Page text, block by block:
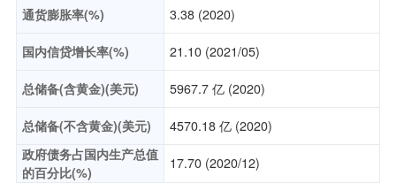
通货膨胀率(%) 3.38 (2020)
国内信贷增长率(%) 21.10 (2021/05)
总储备(含黄金)(美元) 5967.7 亿 (2020)
总储备(不含黄金)(美元)
4570.18 亿 (2020)
政府债务占国内生产总值
的百分比(%)
17.70 (2020/12)